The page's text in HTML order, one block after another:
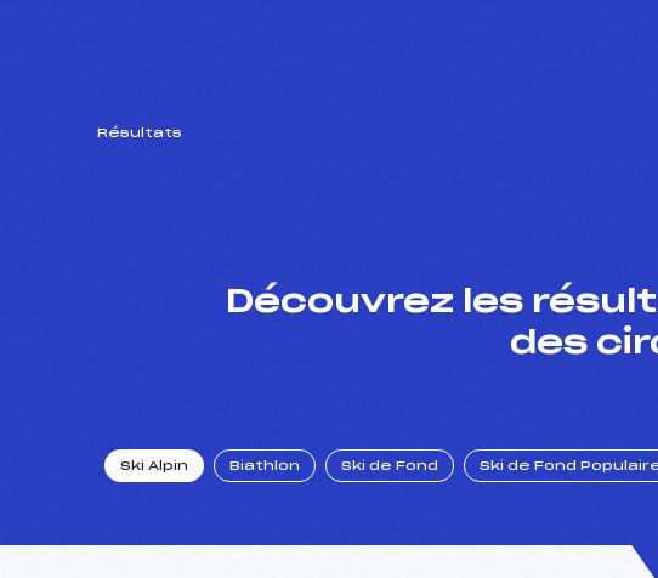
Résultats
Découvrez les
des
Ski Alpin Biathlon Ski de Fond Ski de Fond